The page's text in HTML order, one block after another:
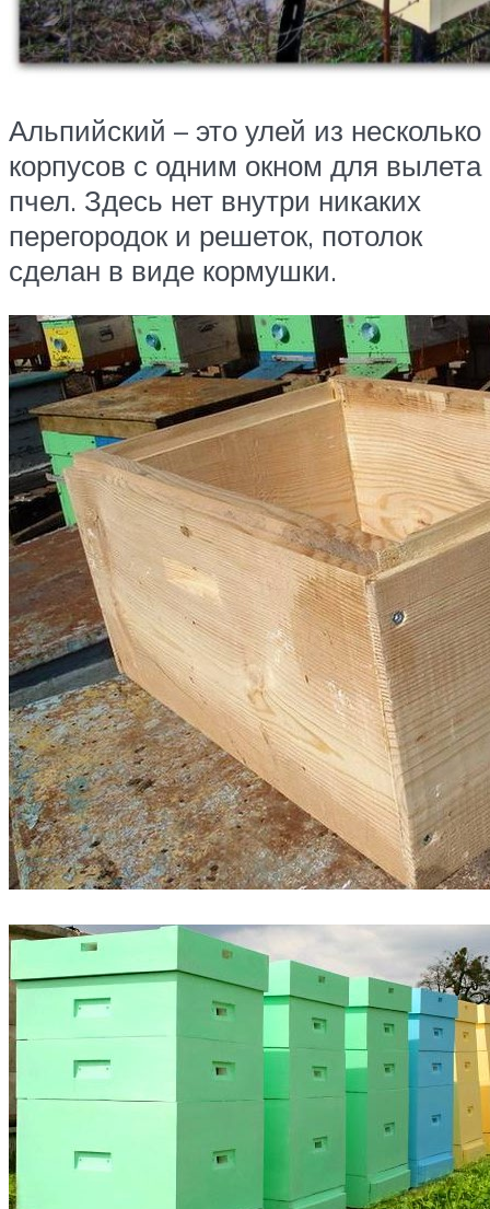
Альпийский – это улей из несколько
корпусов с одним окном для вылета
пчел. Здесь нет внутри никаких
перегородок и решеток, потолок
сделан в виде кормушки.